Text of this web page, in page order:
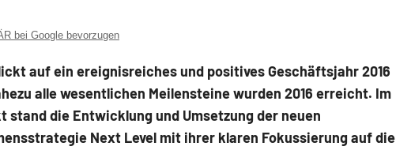
bei Google bevorzugen
auf ein ereignisreiches und positives Geschäftsjahr 2016
alle wesentlichen Meilensteine wurden 2016 erreicht. Im
stand die Entwicklung und Umsetzung der neuen
Next Level mit ihrer klaren Fokussierung auf die